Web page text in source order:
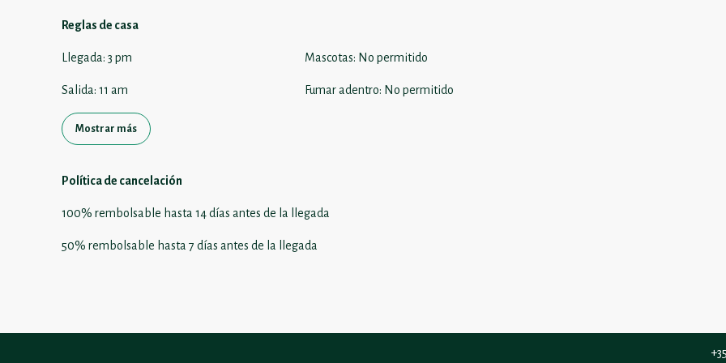
Reglas de casa
Llegada: 3 pm
Salida: 11 am
Mascotas: No permitido
Fumar adentro: No permitido
Mostrar más
Política de cancelación
100% rembolsable hasta 14 días antes de la llegada
50% rembolsable hasta 7 días antes de la llegada